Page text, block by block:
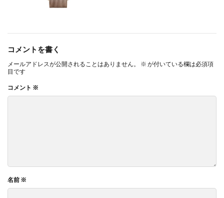
コメントを書く
メールアドレスが公開されることはありません。 ※ が付いている欄は必須項
目です
コメント ※
名前 ※